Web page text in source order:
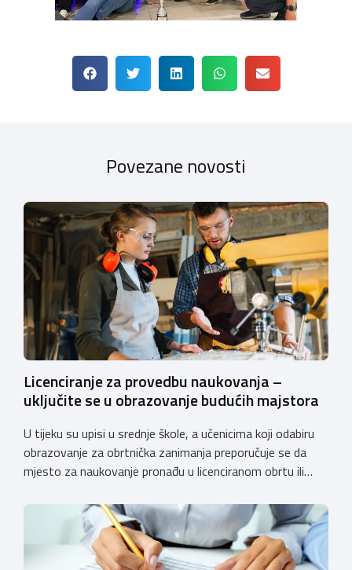
Povezane novosti
Licenciranje za provedbu naukovanja –
uključite se u obrazovanje budućih majstora
U tijeku su upisi u srednje škole, a učenicima koji odabiru
obrazovanje za obrtnička zanimanja preporučuje se da
mjesto za naukovanje pronađu u licenciranom obrtu ili
koji još nemaju licenciju da pokrenu postupak
licenciranja kako bi budućim učenicima omogućili
kvalitetno i sigurno stjecanje praktičnih znanja, a
istodobno ulagali u razvoj […]